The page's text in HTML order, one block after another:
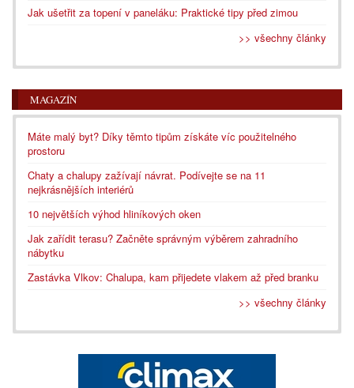
Jak ušetřit za topení v paneláku: Praktické tipy před zimou
>> všechny články
MAGAZÍN
Máte malý byt? Díky těmto tipům získáte víc použitelného
prostoru
Chaty a chalupy zažívají návrat. Podívejte se na 11
nejkrásnějších interiérů
10 největších výhod hliníkových oken
Jak zařídit terasu? Začněte správným výběrem zahradního
nábytku
Zastávka Vlkov: Chalupa, kam přijedete vlakem až před branku
>> všechny články